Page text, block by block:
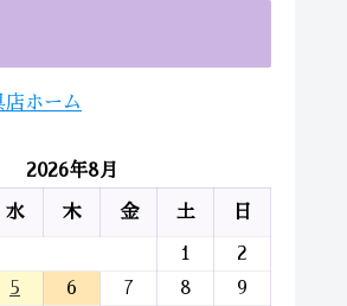
ホーム
2026年8月
水 木 金 土 日
1
2
5 6 7 8
9